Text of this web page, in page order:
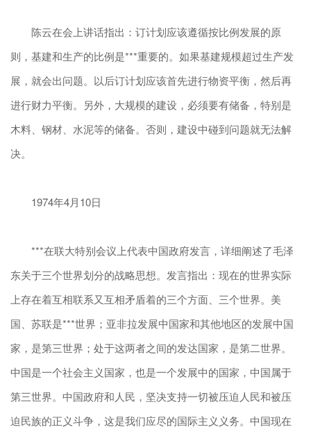
陈云在会上讲话指出：订计划应该遵循按比例发展的原
则，基建和生产的比例是***重要的。如果基建规模超过生产发
展，就会出问题。以后订计划应该首先进行物资平衡，然后再
进行财力平衡。另外，大规模的建设，必须要有储备，特别是
木料、钢材、水泥等的储备。否则，建设中碰到问题就无法解
决。
1974年4月10日
***在联大特别会议上代表中国政府发言，详细阐述了毛泽
东关于三个世界划分的战略思想。发言指出：现在的世界实际
上存在着互相联系又互相矛盾着的三个方面、三个世界。美
国、苏联是***世界；亚非拉发展中国家和其他地区的发展中国
家，是第三世界；处于这两者之间的发达国家，是第二世界。
中国是一个社会主义国家，也是一个发展中的国家，中国属于
第三世界。中国政府和人民，坚决支持一切被压迫人民和被压
迫民族的正义斗争，这是我们应尽的国际主义义务。中国现在